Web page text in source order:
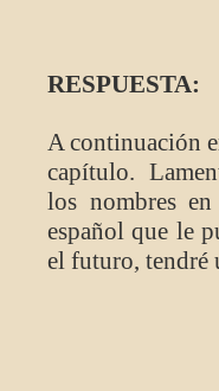
RESPUESTA:
A continuación
capítulo.
los nombres
español que le
el futuro, tendré